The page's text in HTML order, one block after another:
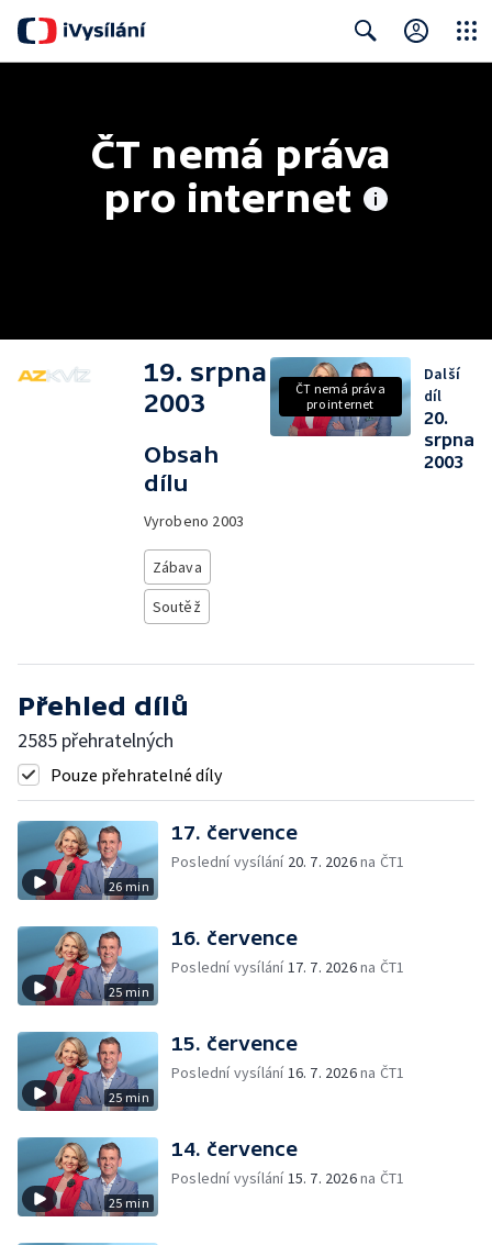
ČT nemá práva
pro internet
19. srpna
2003
Obsah
dílu
Vyrobeno 2003
Zábava
Soutěž
ČT nemá práva
pro internet
Další
díl
20.
srpna
2003
Přehled dílů
2585 přehratelných
Pouze přehratelné díly
26 min
17. července
Poslední vysílání 20. 7. 2026na ČT1
25 min
16. července
Poslední vysílání17. 7. 2026na ČT1
25 min
15. července
Poslední vysílání16. 7. 2026na ČT1
25 min
14. července
Poslední vysílání15. 7. 2026na ČT1